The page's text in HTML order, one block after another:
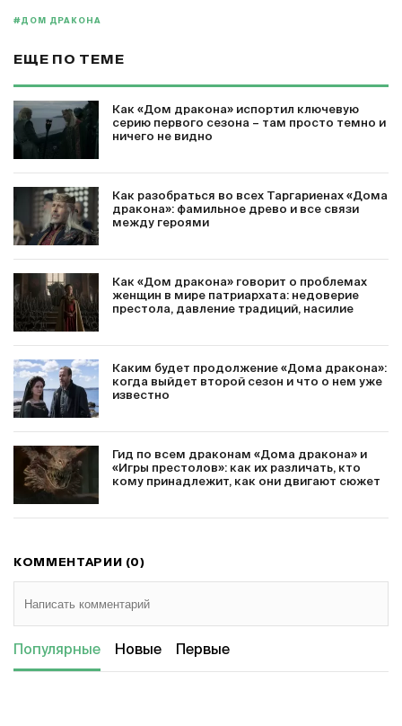
#ДОМ ДРАКОНА
ЕЩЕ ПО ТЕМЕ
Как «Дом дракона» испортил ключевую
серию первого сезона – там просто темно и
ничего не видно
Как разобраться во всех Таргариенах «Дома
дракона»: фамильное древо и все связи
между героями
Как «Дом дракона» говорит о проблемах
женщин в мире патриархата: недоверие
престола, давление традиций, насилие
Каким будет продолжение «Дома дракона»:
когда выйдет второй сезон и что о нем уже
известно
Гид по всем драконам «Дома дракона» и
«Игры престолов»: как их различать, кто
кому принадлежит, как они двигают сюжет
КОММЕНТАРИИ (0)
Популярные Новые Первые